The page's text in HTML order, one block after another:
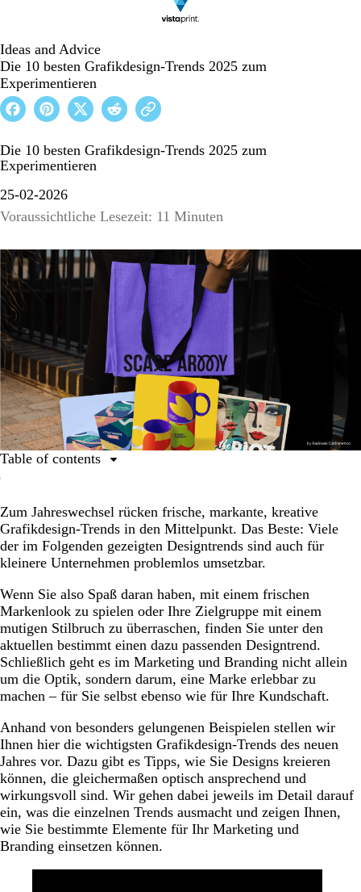
Ideas and Advice
Die 10 besten Grafikdesign-Trends 2025 zum
Experimentieren
Die 10 besten Grafikdesign-Trends 2025 zum
Experimentieren
25-02-2026
Voraussichtliche Lesezeit: 11 Minuten
Zum Jahreswechsel rücken frische, markante, kreative
Grafikdesign-Trends in den Mittelpunkt. Das Beste: Viele
der im Folgenden gezeigten Designtrends sind auch für
kleinere Unternehmen problemlos umsetzbar.
Wenn Sie also Spaß daran haben, mit einem frischen
Markenlook zu spielen oder Ihre Zielgruppe mit einem
mutigen Stilbruch zu überraschen, finden Sie unter den
aktuellen bestimmt einen dazu passenden Designtrend.
Schließlich geht es im Marketing und Branding nicht allein
um die Optik, sondern darum, eine Marke erlebbar zu
machen – für Sie selbst ebenso wie für Ihre Kundschaft.
Anhand von besonders gelungenen Beispielen stellen wir
Ihnen hier die wichtigsten Grafikdesign-Trends des neuen
Jahres vor. Dazu gibt es Tipps, wie Sie Designs kreieren
können, die gleichermaßen optisch ansprechend und
wirkungsvoll sind. Wir gehen dabei jeweils im Detail darauf
ein, was die einzelnen Trends ausmacht und zeigen Ihnen,
wie Sie bestimmte Elemente für Ihr Marketing und
Branding einsetzen können.
Table of contents
Unangepasst und bunt
Strukturiertes Scrapbooking
Nostalgische Wege
Radierungen und Abdrücke
Kindliche Texturen
Neue 1920er
Rewilding-Design
Nicht ganz minimalistisch
Funktionell und ruhig
Die Entwicklung von KI